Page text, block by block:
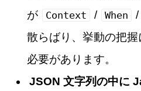
が
Context / When /
散らばり、挙動の把
必要があります。
JSON 文字列の中に